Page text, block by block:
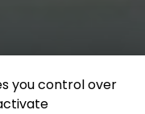
you control over